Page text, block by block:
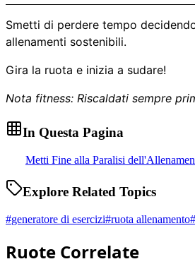
Smetti di perdere tempo
allenamenti sostenibili.
Gira la ruota e inizia a sudare!
Nota fitness: Riscaldati sempre
In Questa Pagina
Metti Fine alla Paralisi
Explore Related Topics
#generatore di esercizi#ruota allenamento#
Ruote Correlate